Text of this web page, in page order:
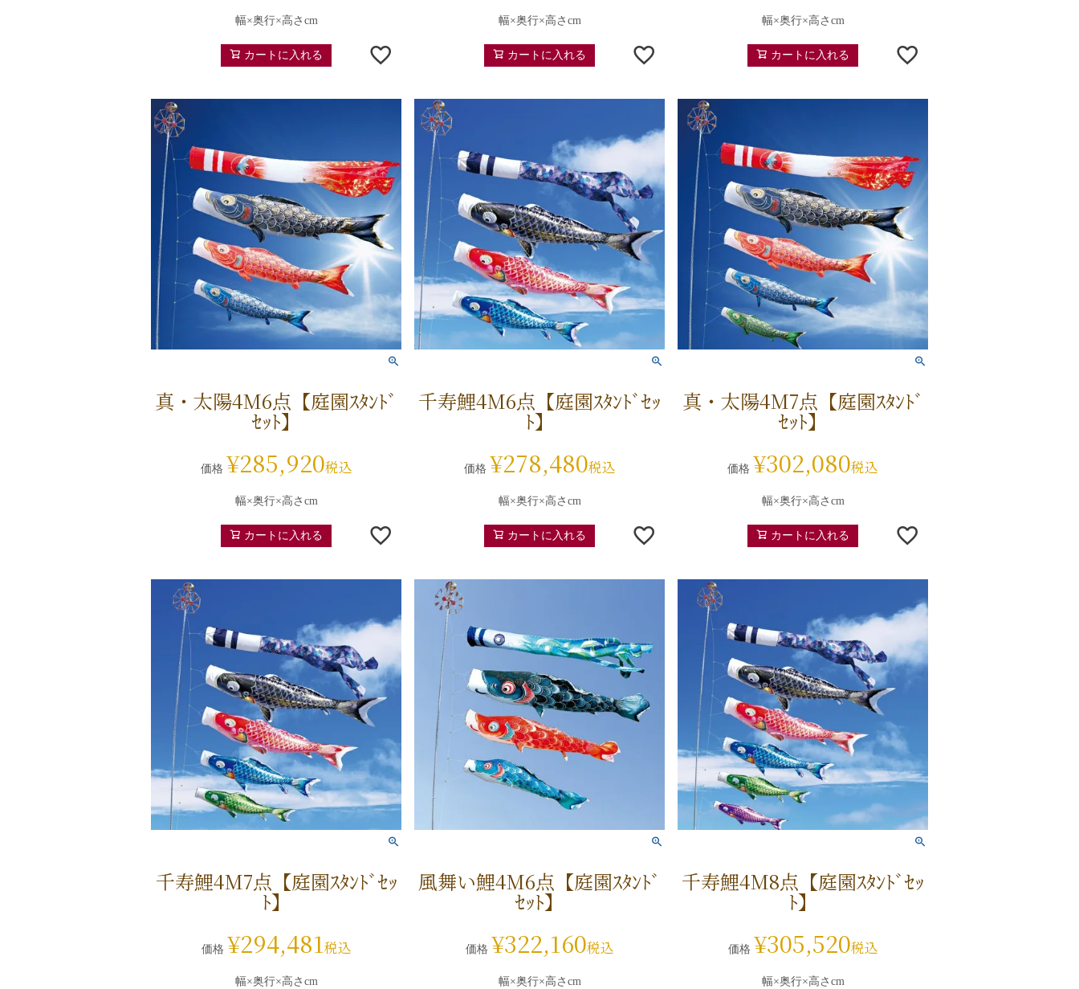
幅×奥行×高さcm
カートに入れる
幅×奥行×高さcm
カートに入れる
幅×奥行×高さcm
カートに入れる
真・太陽4M6点【庭園ｽﾀﾝﾄﾞ
ｾｯﾄ】
価格 ¥285,920税込
幅×奥行×高さcm
カートに入れる
千寿鯉4M6点【庭園ｽﾀﾝﾄﾞｾｯ
ﾄ】
価格 ¥278,480税込
幅×奥行×高さcm
カートに入れる
真・太陽4M7点【庭園ｽﾀﾝﾄﾞ
ｾｯﾄ】
価格 ¥302,080税込
幅×奥行×高さcm
カートに入れる
千寿鯉4M7点【庭園ｽﾀﾝﾄﾞｾｯ
ﾄ】
価格 ¥294,481税込
幅×奥行×高さcm
風舞い鯉4M6点【庭園ｽﾀﾝﾄﾞ
ｾｯﾄ】
価格 ¥322,160税込
幅×奥行×高さcm
千寿鯉4M8点【庭園ｽﾀﾝﾄﾞｾｯ
ﾄ】
価格 ¥305,520税込
幅×奥行×高さcm